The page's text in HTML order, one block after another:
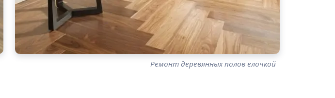
Ремонт деревянных полов елочкой